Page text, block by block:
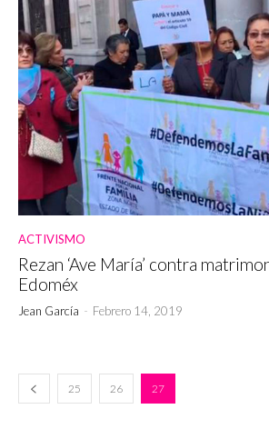
ACTIVISMO
Rezan ‘Ave María’ contra
Edoméx
Jean García - Febrero 14, 2019
25 26 27